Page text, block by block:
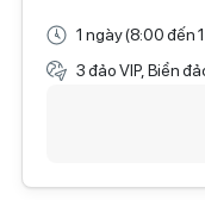
1 ngày (8:00 đến
3 đảo VIP, Biển